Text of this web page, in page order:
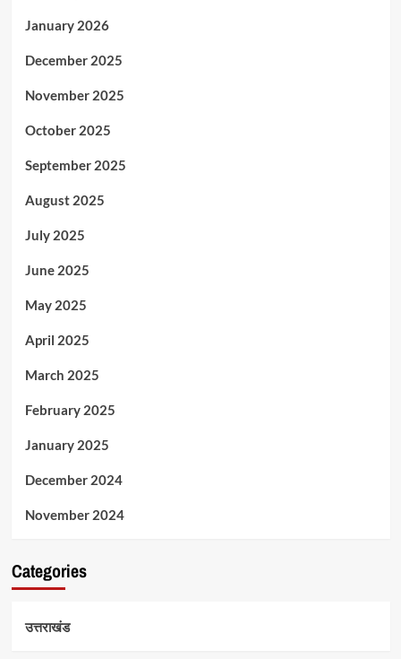
January 2026
December 2025
November 2025
October 2025
September 2025
August 2025
July 2025
June 2025
May 2025
April 2025
March 2025
February 2025
January 2025
December 2024
November 2024
Categories
उत्तराखंड